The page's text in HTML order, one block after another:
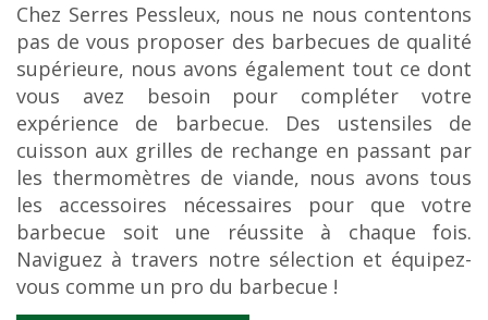
Chez Serres Pessleux, nous ne nous contentons
pas de vous proposer des barbecues de qualité
supérieure, nous avons également tout ce dont
vous avez besoin pour compléter votre
expérience de barbecue. Des ustensiles de
cuisson aux grilles de rechange en passant par
les thermomètres de viande, nous avons tous
les accessoires nécessaires pour que votre
barbecue soit une réussite à chaque fois.
Naviguez à travers notre sélection et équipez-
vous comme un pro du barbecue !